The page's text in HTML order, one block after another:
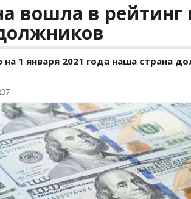
вошла в
на 1 января 2021 года наша страна